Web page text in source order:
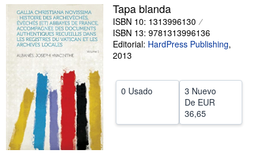
CERRAR
Tapa blanda
ISBN 10: 1313996130
ISBN 13: 9781313996136
Editorial: HardPress Publishing,
2013
0 Usado
3 Nuevo
De EUR
36,65